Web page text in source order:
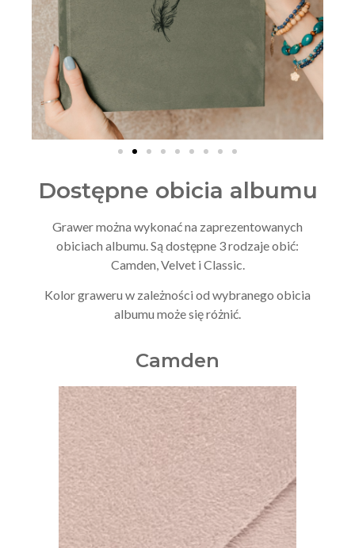
Dostępne obicia albumu
Grawer można wykonać na zaprezentowanych
obiciach albumu. Są dostępne 3 rodzaje obić:
Camden, Velvet i Classic.
Kolor graweru w zależności od wybranego obicia
albumu może się różnić.
Camden